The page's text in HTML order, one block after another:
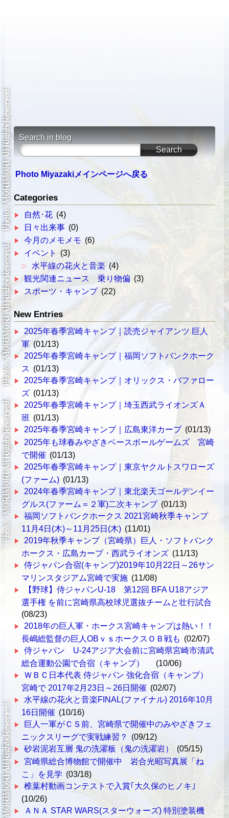
Search in blog
Photo Miyazakiメインページへ戻る
Categories
自然･花 (4)
日々出来事 (0)
今月のメモメモ (6)
イベント
(3)
水平線の花火と音楽 (4)
観光関連ニュース 乗り物偏 (3)
スポーツ・キャンプ (22)
New Entries
2025年春季宮崎キャンプ｜読売ジャイアンツ 巨人
軍 (01/13)
2025年春季宮崎キャンプ｜福岡ソフトバンクホーク
ス (01/13)
2025年春季宮崎キャンプ｜オリックス・バファロー
ズ (01/13)
2025年春季宮崎キャンプ｜埼玉西武ライオンズＡ
班 (01/13)
2025年春季宮崎キャンプ｜広島東洋カープ (01/13)
2025年も球春みやざきベースボールゲームズ 宮崎
で開催 (01/13)
2025年春季宮崎キャンプ｜東京ヤクルトスワローズ
(ファーム) (01/13)
2024年春季宮崎キャンプ｜東北楽天ゴールデンイー
グルス(ファーム＝２軍)二次キャンプ (01/13)
福岡ソフトバンクホークス 2021宮崎秋季キャンプ
11月4日(木)～11月25日(木) (11/01)
2019年秋季キャンプ（宮崎県）巨人・ソフトバンク
ホークス・広島カープ・西武ライオンズ (11/13)
侍ジャパン合宿(キャンプ)2019年10月22日～26サン
マリンスタジアム宮崎で実施 (11/08)
【野球】侍ジャパンU-18 第12回 BFA U18アジア
選手権 を前に宮崎県高校球児選抜チームと壮行試合
(08/23)
2018年の巨人軍・ホークス宮崎キャンプは熱い！！
長嶋総監督の巨人OBｖｓホークスＯＢ戦も (02/07)
侍ジャパン U-24アジア大会前に宮崎県宮崎市清武
総合運動公園で合宿（キャンプ）
(10/06)
ＷＢＣ日本代表 侍ジャパン 強化合宿（キャンプ）
宮崎で 2017年2月23日～26日開催 (02/07)
水平線の花火と音楽FINAL(ファイナル) 2016年10月
16日開催 (10/16)
巨人一軍がＣＳ前、宮崎県で開催中のみやざきフェ
ニックスリーグで実戦練習？
(09/12)
砂岩泥岩互層 鬼の洗濯板（鬼の洗濯岩）
(05/15)
宮崎県総合博物館で開催中 岩合光昭写真展「ね
こ」を見学 (03/18)
椎葉村動画コンテストで入賞｢大久保のヒノキ｣
(10/26)
ＡＮＡ STAR WARS(スターウォーズ) 特別塗装機